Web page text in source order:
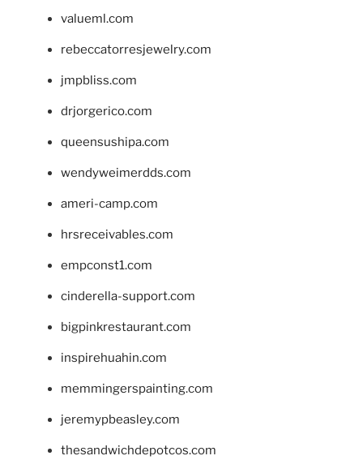
valueml.com
rebeccatorresjewelry.com
jmpbliss.com
drjorgerico.com
queensushipa.com
wendyweimerdds.com
ameri-camp.com
hrsreceivables.com
empconst1.com
cinderella-support.com
bigpinkrestaurant.com
inspirehuahin.com
memmingerspainting.com
jeremypbeasley.com
thesandwichdepotcos.com